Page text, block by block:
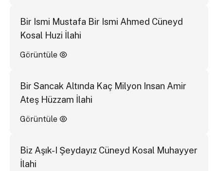
Bir Ismi Mustafa Bir Ismi Ahmed Cüneyd
Kosal Huzi İlahi
Görüntüle
Bir Sancak Altında Kaç Milyon Insan Amir
Ateş Hüzzam İlahi
Görüntüle
Biz Aşık-I Şeydayız Cüneyd Kosal Muhayyer
İlahi